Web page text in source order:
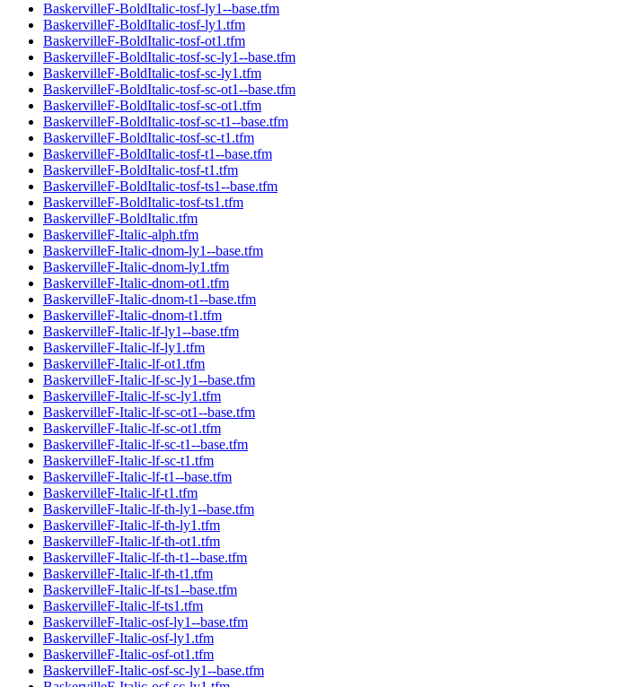
BaskervilleF-BoldItalic-tosf-ly1--base.tfm
BaskervilleF-BoldItalic-tosf-ly1.tfm
BaskervilleF-BoldItalic-tosf-ot1.tfm
BaskervilleF-BoldItalic-tosf-sc-ly1--base.tfm
BaskervilleF-BoldItalic-tosf-sc-ly1.tfm
BaskervilleF-BoldItalic-tosf-sc-ot1--base.tfm
BaskervilleF-BoldItalic-tosf-sc-ot1.tfm
BaskervilleF-BoldItalic-tosf-sc-t1--base.tfm
BaskervilleF-BoldItalic-tosf-sc-t1.tfm
BaskervilleF-BoldItalic-tosf-t1--base.tfm
BaskervilleF-BoldItalic-tosf-t1.tfm
BaskervilleF-BoldItalic-tosf-ts1--base.tfm
BaskervilleF-BoldItalic-tosf-ts1.tfm
BaskervilleF-BoldItalic.tfm
BaskervilleF-Italic-alph.tfm
BaskervilleF-Italic-dnom-ly1--base.tfm
BaskervilleF-Italic-dnom-ly1.tfm
BaskervilleF-Italic-dnom-ot1.tfm
BaskervilleF-Italic-dnom-t1--base.tfm
BaskervilleF-Italic-dnom-t1.tfm
BaskervilleF-Italic-lf-ly1--base.tfm
BaskervilleF-Italic-lf-ly1.tfm
BaskervilleF-Italic-lf-ot1.tfm
BaskervilleF-Italic-lf-sc-ly1--base.tfm
BaskervilleF-Italic-lf-sc-ly1.tfm
BaskervilleF-Italic-lf-sc-ot1--base.tfm
BaskervilleF-Italic-lf-sc-ot1.tfm
BaskervilleF-Italic-lf-sc-t1--base.tfm
BaskervilleF-Italic-lf-sc-t1.tfm
BaskervilleF-Italic-lf-t1--base.tfm
BaskervilleF-Italic-lf-t1.tfm
BaskervilleF-Italic-lf-th-ly1--base.tfm
BaskervilleF-Italic-lf-th-ly1.tfm
BaskervilleF-Italic-lf-th-ot1.tfm
BaskervilleF-Italic-lf-th-t1--base.tfm
BaskervilleF-Italic-lf-th-t1.tfm
BaskervilleF-Italic-lf-ts1--base.tfm
BaskervilleF-Italic-lf-ts1.tfm
BaskervilleF-Italic-osf-ly1--base.tfm
BaskervilleF-Italic-osf-ly1.tfm
BaskervilleF-Italic-osf-ot1.tfm
BaskervilleF-Italic-osf-sc-ly1--base.tfm